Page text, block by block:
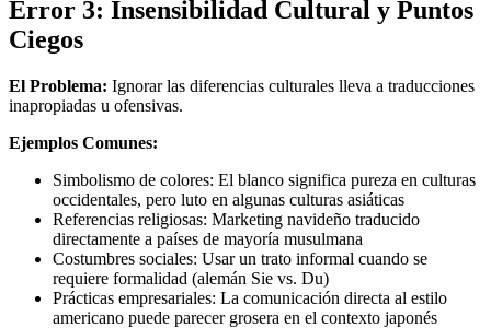
Error 3: Insensibilidad Cultural y Puntos
Ciegos
El Problema: Ignorar las diferencias culturales lleva a traducciones
inapropiadas u ofensivas.
Ejemplos Comunes:
Simbolismo de colores: El blanco significa pureza en culturas
occidentales, pero luto en algunas culturas asiáticas
Referencias religiosas: Marketing navideño traducido
directamente a países de mayoría musulmana
Costumbres sociales: Usar un trato informal cuando se
requiere formalidad (alemán Sie vs. Du)
Prácticas empresariales: La comunicación directa al estilo
americano puede parecer grosera en el contexto japonés